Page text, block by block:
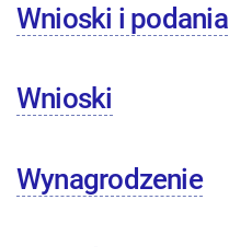
Wnioski i podania
Wnioski
Wynagrodzenie